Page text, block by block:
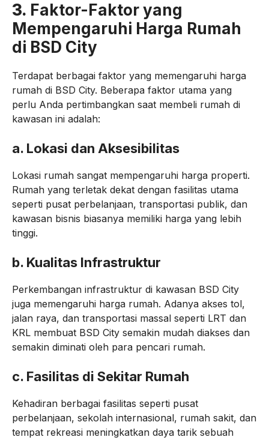
3. Faktor-Faktor yang
Mempengaruhi Harga Rumah
di BSD City
Terdapat berbagai faktor yang memengaruhi harga
rumah di BSD City. Beberapa faktor utama yang
perlu Anda pertimbangkan saat membeli rumah di
kawasan ini adalah:
a. Lokasi dan Aksesibilitas
Lokasi rumah sangat mempengaruhi harga properti.
Rumah yang terletak dekat dengan fasilitas utama
seperti pusat perbelanjaan, transportasi publik, dan
kawasan bisnis biasanya memiliki harga yang lebih
tinggi.
b. Kualitas Infrastruktur
Perkembangan infrastruktur di kawasan BSD City
juga memengaruhi harga rumah. Adanya akses tol,
jalan raya, dan transportasi massal seperti LRT dan
KRL membuat BSD City semakin mudah diakses dan
semakin diminati oleh para pencari rumah.
c. Fasilitas di Sekitar Rumah
Kehadiran berbagai fasilitas seperti pusat
perbelanjaan, sekolah internasional, rumah sakit, dan
tempat rekreasi meningkatkan daya tarik sebuah